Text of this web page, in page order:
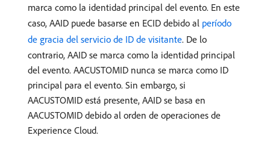
marca como la identidad principal del evento. En este
caso, AAID puede basarse en ECID debido al período
de gracia del servicio de ID de visitante. De lo
contrario, AAID se marca como la identidad principal
del evento. AACUSTOMID nunca se marca como ID
principal para el evento. Sin embargo, si
AACUSTOMID está presente, AAID se basa en
AACUSTOMID debido al orden de operaciones de
Experience Cloud.